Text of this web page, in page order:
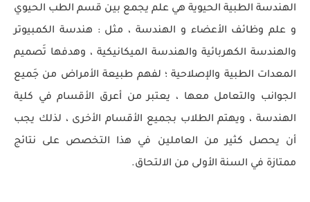
الهندسة الطبية الحيوية هي علم يجمع بين قسم الطب الحيوي
و علم وظائف الأعضاء و الهندسة ، مثل : هندسة الكمبيوتر
والهندسة الكهربائية والهندسة الميكانيكية ، وهدفها تَصميم
المعدات الطبية والإصلاحية ؛ لفهم طبيعة الأمراض من جَميع
الجوانب والتعامل معها ، يعتبر من أعرق الأقسام في كلية
الهندسة ، ويهتم الطلاب بجميع الأقسام الأخرى ، لذلك يجب
أن يحصل كثير من العاملين في هذا التخصص على نتائج
ممتازة في السنة الأولى من الالتحاق.